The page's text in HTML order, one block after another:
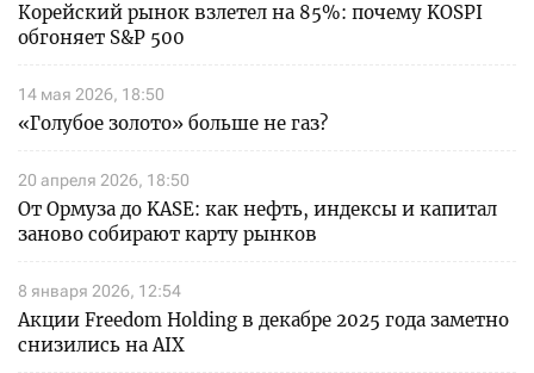
Корейский рынок взлетел на 85%: почему KOSPI
обгоняет S&P 500
14 мая 2026, 18:50
«Голубое золото» больше не газ?
20 апреля 2026, 18:50
От Ормуза до KASE: как нефть, индексы и капитал
заново собирают карту рынков
8 января 2026, 12:54
Акции Freedom Holding в декабре 2025 года заметно
снизились на AIX